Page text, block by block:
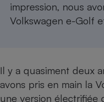
impression, nous
Volkswagen e-Golf
Il y a quasiment deux
avons pris en main la
une version électrifiée